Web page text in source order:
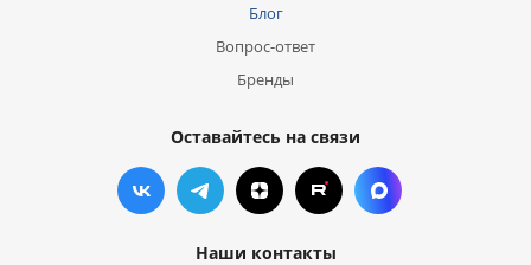
Блог
Вопрос-ответ
Бренды
Оставайтесь на связи
Наши контакты